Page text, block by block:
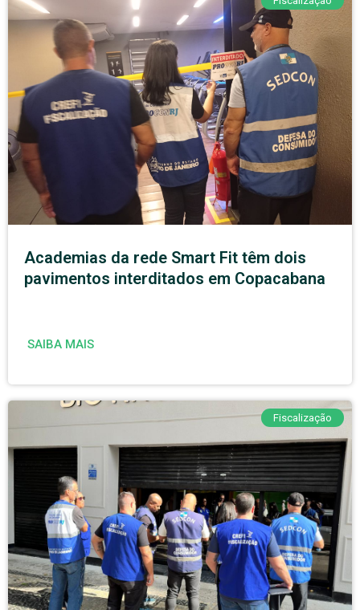
Academias da rede Smart Fit têm dois
pavimentos interditados em Copacabana
SAIBA MAIS
Fiscalização